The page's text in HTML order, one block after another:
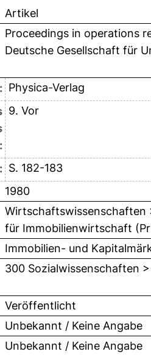
Artikel
Proceedings in operations
Deutsche Gesellschaft für
Physica-Verlag
9. Vor
S. 182-183
1980
Wirtschaftswissenschaften
für Immobilienwirtschaft
Immobilien- und
300 Sozialwissenschaften
Veröffentlicht
Unbekannt / Keine Angabe
Unbekannt / Keine Angabe